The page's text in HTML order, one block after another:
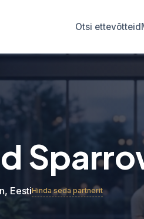
Otsi ettevõtteid
EestiHinda seda partnerit